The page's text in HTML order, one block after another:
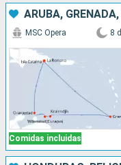
Comidas incluidas
MSC Opera 8 d